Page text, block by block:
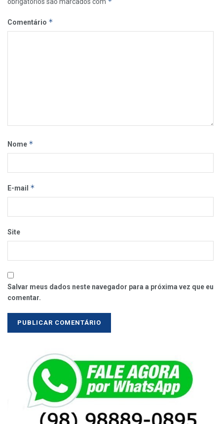
Comentário *
Nome *
E-mail *
Site
Salvar meus dados neste navegador para a próxima vez que eu
comentar.